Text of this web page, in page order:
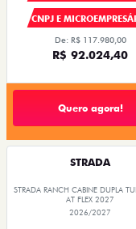
CNPJ E
De: R$ 117.980,00
R$ 92.024,40
Quero agora!
STRADA
STRADA RANCH CABINE DUPLA
AT FLEX 2027
2026/2027